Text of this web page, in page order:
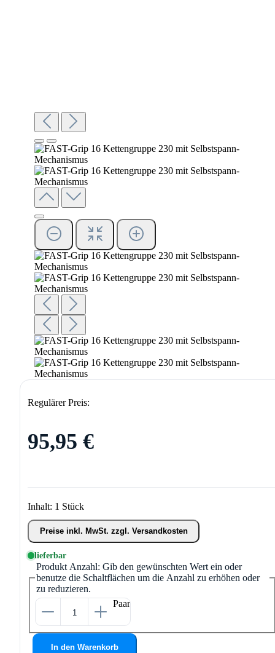
Regulärer Preis:
95,95 €
Inhalt: 1 Stück
Preise inkl. MwSt. zzgl. Versandkosten
lieferbar
Produkt Anzahl: Gib den gewünschten Wert ein oder
benutze die Schaltflächen um die Anzahl zu erhöhen oder
zu reduzieren.
Paar
In den Warenkorb